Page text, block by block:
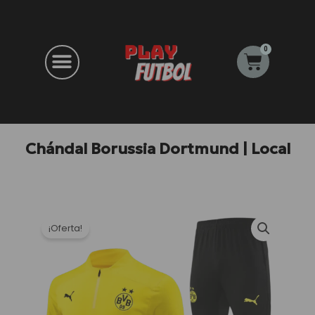
0
Carrito
Chándal Borussia Dortmund | Local
¡Oferta!